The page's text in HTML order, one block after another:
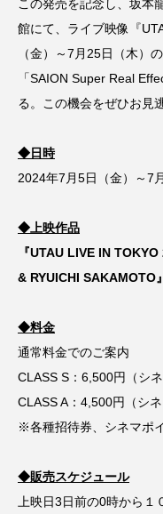
大林武司 大貫
宮沢賢治 家主
尾崎世界観 山
文化放送 新刊
日本映画
注文の多い注文書
渋谷WWWX
田島貴男 真田
短編映画 短編集
この発売を記念し、坂本
館にて、ライブ映像『
（金）～7月25日（木）
「SAION Super Real
る。この機会をぜひお見
◆日時
2024年7月5日（金）～7
◆上映作品
『UTAU LIVE IN
& RYUICHI SAKAMOTO
◆料金
通常料金でのご案内
CLASS S：6,500円（シ
CLASS A：4,500円（シ
※各種招待券、シネマポ
◆販売スケジュール
上映日3日前の0時から１